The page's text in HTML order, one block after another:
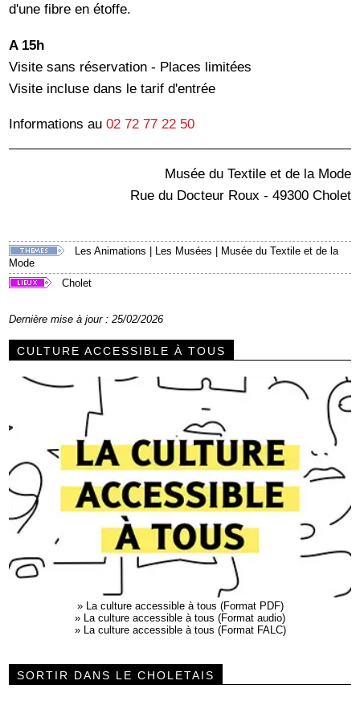
d'une fibre en étoffe.
A 15h
Visite sans réservation - Places limitées
Visite incluse dans le tarif d'entrée
Informations au02 72 77 22 50
Musée du Textile et de la Mode
Rue du Docteur Roux - 49300 Cholet
Les Animations Les Musées
Musée du Textile et de la
Mode
Cholet
Dernière mise à jour : 25/02/2026
CULTURE ACCESSIBLE À TOUS
» La culture accessible à tous (Format PDF)
» La culture accessible à tous (Format audio)
» La culture accessible à tous (Format FALC)
SORTIR DANS LE CHOLETAIS